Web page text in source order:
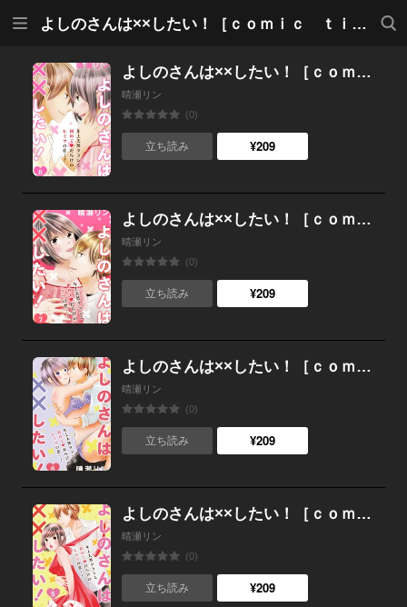
よしのさんは××したい！［ｃｏｍｉｃ ｔｉｎｔ］分冊版
検索
よしのさんは××したい！［ｃｏｍｉｃ ｔｉｎｔ］分冊版 （8）
晴瀬リン
(0)
立ち読み ¥209
よしのさんは××したい！［ｃｏｍｉｃ ｔｉｎｔ］分冊版 （7）
晴瀬リン
(0)
立ち読み ¥209
よしのさんは××したい！［ｃｏｍｉｃ ｔｉｎｔ］分冊版 （6）
晴瀬リン
(0)
立ち読み ¥209
よしのさんは××したい！［ｃｏｍｉｃ ｔｉｎｔ］分冊版 （5）
晴瀬リン
(0)
立ち読み ¥209